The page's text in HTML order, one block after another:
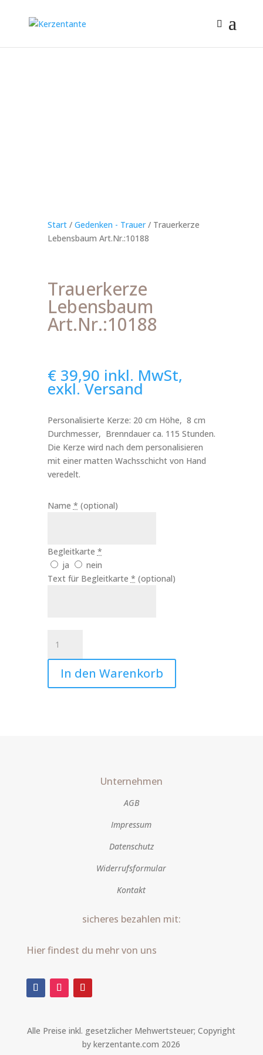
Start/ Gedenken - Trauer/ Trauerkerze
Lebensbaum Art.Nr.:10188
Trauerkerze
Lebensbaum
Art.Nr.:10188
€39,90 inkl. MwSt,
exkl. Versand
Personalisierte Kerze: 20 cm Höhe, 8 cm
Durchmesser, Brenndauer ca. 115 Stunden.
Die Kerze wird nach dem personalisieren
mit einer matten Wachsschicht von Hand
veredelt.
Name * (optional)
Begleitkarte *
ja
nein
Text für Begleitkarte * (optional)
Lebensbaum
Art.Nr.:10188
MengeIn den Warenkorb
Unternehmen
AGB
Impressum
Datenschutz
Widerrufsformular
Kontakt
sicheres bezahlen mit:
Hier findest du mehr von uns
Alle Preise inkl. gesetzlicher Mehwertsteuer; Copyright
by kerzentante.com 2026